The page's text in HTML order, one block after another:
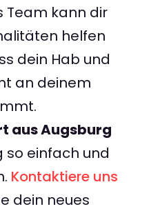
Team kann dir
helfen
dein Hab und
an deinem
aus Augsburg
so einfach und
Kontaktiere uns
dein neues